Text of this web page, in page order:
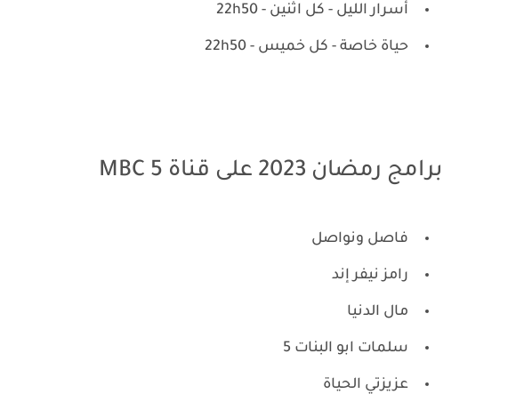
أسرار الليل - كل اثنين - 22h50
حياة خاصة - كل خميس - 22h50
برامج رمضان 2023 على قناة MBC 5
فاصل ونواصل
رامز نيفر إند
مال الدنيا
سلمات ابو البنات 5
عزيزتي الحياة